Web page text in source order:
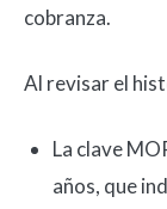
cobranza.
Al revisar el
La clave
años, que